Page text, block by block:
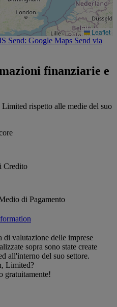
Leaflet
Send: Google Maps Send via
finanziarie e
rispetto alle medie del suo
Credito
di Pagamento
valutazione delle imprese
sopra sono state create
all'interno del suo settore.
Limited?
gratuitamente!